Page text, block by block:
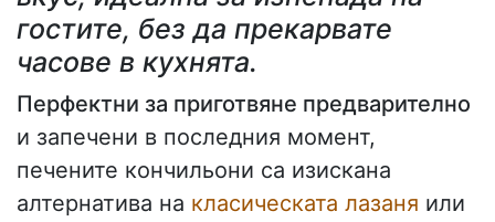
гостите, без да прекарвате
часове в кухнята.
Перфектни за приготвяне предварително
и запечени в последния момент,
печените кончильони са изискана
алтернатива на класическата лазаня или